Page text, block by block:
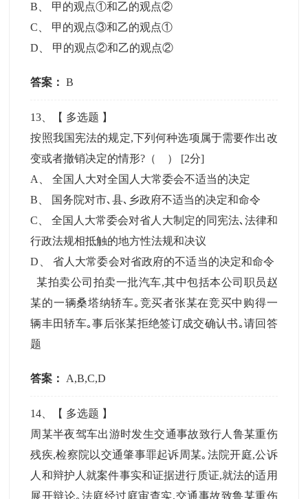
B
甲的观点①和乙的观点②
C
甲的观点③和乙的观点①
D
甲的观点②和乙的观点②
答案： B
13 、【 多选题 】
按照我国宪法的规定,下列何种选项属于需要作出改
变或者撤销决定的情形?（ ） [2分]
A
、全国人大对全国人大常委会不适当的决定
B
国务院对市､县､乡政府不适当的决定和命令
C 、全国人大常委会对省人大制定的同宪法､法律和
行政法规相抵触的地方性法规和决议
D
省人大常委会对省政府的不适当的决定和命令
某拍卖公司拍卖一批汽车,其中包括本公司职员赵
某的一辆桑塔纳轿车｡竞买者张某在竞买中购得一
辆丰田轿车｡事后张某拒绝签订成交确认书｡请回答
题
答案： A,B,C,D
14 、【 多选题 】
周某半夜驾车出游时发生交通事故致行人鲁某重伤
残疾,检察院以交通肇事罪起诉周某｡法院开庭,公诉
人和辩护人就案件事实和证据进行质证,就法的适用
展开辩论｡法庭经过庭审查实,交通事故致鲁某重伤